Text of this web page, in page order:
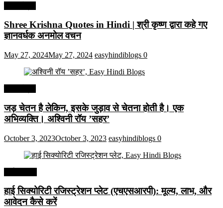
Shree Krishna Quotes in Hindi | श्री कृष्ण द्वारा कहे गए
ज्ञानवर्धक अनमोल वचन
May 27, 2024May 27, 2024 easyhindiblogs 0
जड़ चेतन है लेकिन, इसके जुड़ाव से चेतना होती है। एक
अभिव्यक्ति। अश्विनी रॉय ’सहर’
October 3, 2023October 3, 2023 easyhindiblogs 0
हाई सिक्योरिटी रजिस्ट्रेशन प्लेट (एचएसआरपी): मूल्य, लाभ, और
आवेदन कैसे करें